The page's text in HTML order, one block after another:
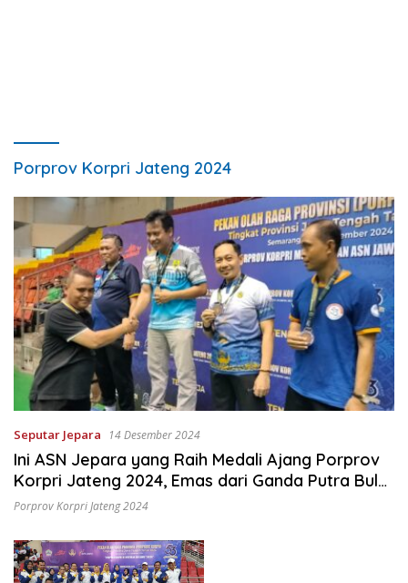
Porprov Korpri Jateng 2024
Seputar Jepara 14 Desember 2024
Ini ASN Jepara yang Raih Medali Ajang Porprov
Korpri Jateng 2024, Emas dari Ganda Putra Bulu
Tangkis
Porprov Korpri Jateng 2024